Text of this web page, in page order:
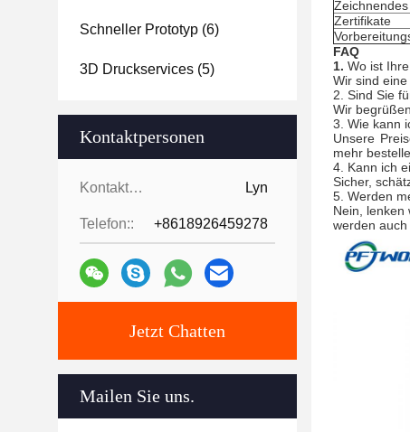
Schneller Prototyp (6)
3D Druckservices (5)
Kontaktpersonen
Kontaktpersonen: Lyn
Telefon:: +8618926459278
Jetzt Chatten
Mailen Sie uns.
Zertifikate
FAQ
1. Wo ist
Wir sind
2. Sind Sie
Wir
3. Wie kann
Unsere
mehr
4. Kann ich
Sicher,
5. Werden
Nein, lenken
werden